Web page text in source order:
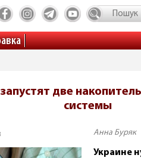
две
системы
Анна Буряк
Украине